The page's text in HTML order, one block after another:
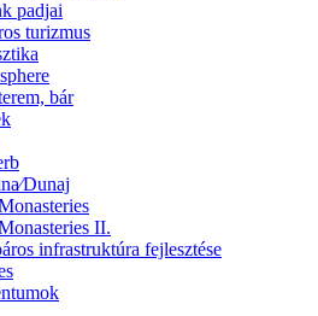
padjai
turizmus
bár
II.
infrastruktúra fejlesztése